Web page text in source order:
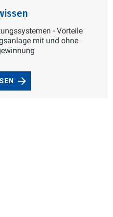
- Vorteile
mit und ohne